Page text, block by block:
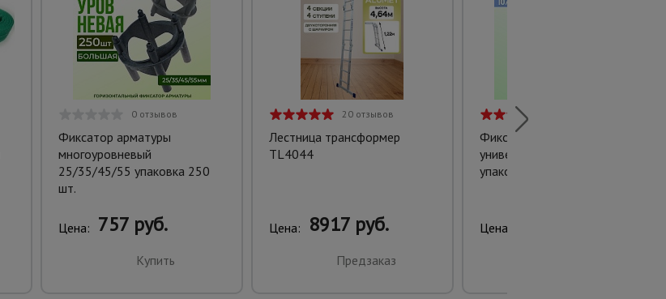
0 отзывов
Фиксатор арматуры
многоуровневый
25/35/45/55 упаковка 250
шт.
Цена: 757 руб.
Купить
20 отзывов
Лестница трансформер
TL4044
Цена: 8917 руб.
Предзаказ
Фиксатор арматуры стойка
универсальная 10/15/20/25
упаковка 1000 шт.
Цена: